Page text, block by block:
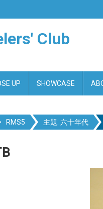
Club
UP SHOWCASE
RMS5 主題: 六十年代